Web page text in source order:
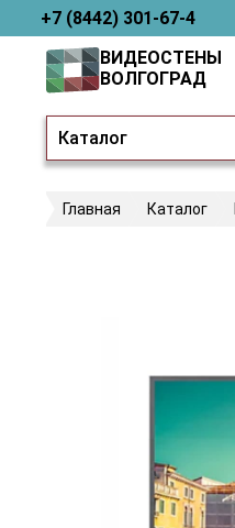
+7 (8442) 301-67-4
Каталог
ВИДЕОСТЕНЫ
ВОЛГОГРАД
Главная Каталог